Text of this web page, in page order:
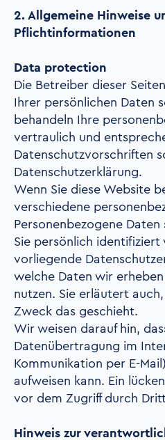
2. Allgemeine Hinweise
Pflichtinformationen
Data protection
Die Betreiber dieser
Ihrer persönlichen Daten
behandeln Ihre
vertraulich und
Datenschutzvorschriften
Datenschutzerklärung.
Wenn Sie diese Website
verschiedene
Personenbezogene
Sie persönlich
vorliegende
welche Daten wir
nutzen. Sie erläutert
Zweck das geschieht.
Wir weisen darauf hin,
Datenübertragung im
Kommunikation per E-
aufweisen kann. Ein
vor dem Zugriff durch
Hinweis zur